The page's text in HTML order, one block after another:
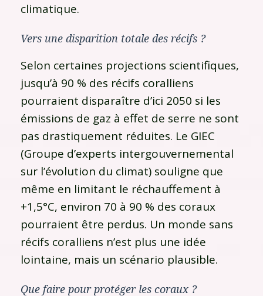
climatique.
Vers une disparition totale des récifs ?
Selon certaines projections scientifiques,
jusqu’à 90 % des récifs coralliens
pourraient disparaître d’ici 2050 si les
émissions de gaz à effet de serre ne sont
pas drastiquement réduites. Le GIEC
(Groupe d’experts intergouvernemental
sur l’évolution du climat) souligne que
même en limitant le réchauffement à
+1,5°C, environ 70 à 90 % des coraux
pourraient être perdus. Un monde sans
récifs coralliens n’est plus une idée
lointaine, mais un scénario plausible.
Que faire pour protéger les coraux ?